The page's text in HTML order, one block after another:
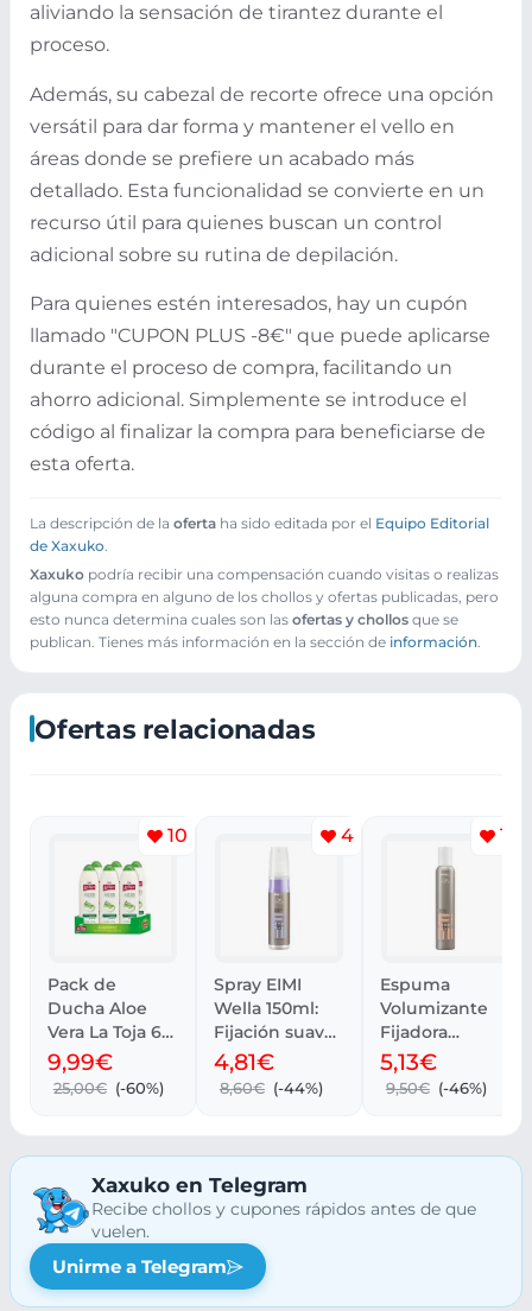
aliviando la sensación de tirantez durante el
proceso.
Además, su cabezal de recorte ofrece una opción
versátil para dar forma y mantener el vello en
áreas donde se prefiere un acabado más
detallado. Esta funcionalidad se convierte en un
recurso útil para quienes buscan un control
adicional sobre su rutina de depilación.
Para quienes estén interesados, hay un cupón
llamado "CUPON PLUS -8€" que puede aplicarse
durante el proceso de compra, facilitando un
ahorro adicional. Simplemente se introduce el
código al finalizar la compra para beneficiarse de
esta oferta.
La descripción de la oferta ha sido editada por el Equipo Editorial
de Xaxuko
Xaxuko podría recibir una compensación cuando visitas o realizas
alguna compra en alguno de los chollos y ofertas publicadas, pero
esto nunca determina cuales son las ofertas y chollos que se
publican. Tienes más información en la sección de información
Ofertas relacionadas
10
Pack de
Ducha Aloe
Vera La Toja 6 x
600 ml Total
3,60 L
9,99€
25,00€ (-60%)
4
Spray EIMI
Wella 150ml:
Fijación suave
y brillo
térmico
4,81€
8,60€ (-44%)
10
Espuma
Volumizante
Fijadora
Profesional
EIMI de Wella
5,13€
9,50€ (-46%)
Xaxuko en Telegram
Recibe chollos y cupones rápidos antes de que
vuelen.
Unirme a Telegram